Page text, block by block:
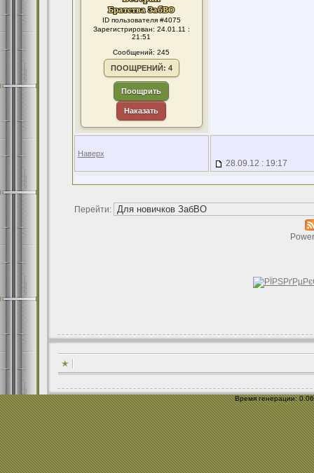
ID пользователя #4075
Зарегистрирован: 24.01.11 :
21:51
Сообщений: 245
ПООЩРЕНИЙ: 4
Поощрить
Наказать
Наверх
28.09.12 : 19:17
Перейти:
Время генерации: